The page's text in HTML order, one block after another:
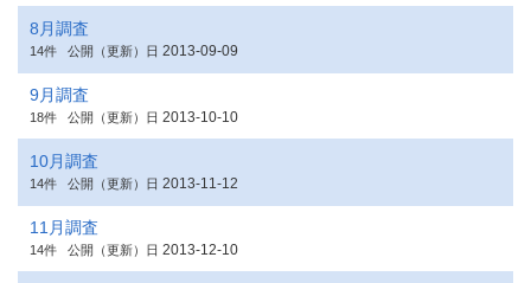
8月調査
14件 公開（更新）日 2013-09-09
9月調査
18件 公開（更新）日 2013-10-10
10月調査
14件 公開（更新）日 2013-11-12
11月調査
14件 公開（更新）日 2013-12-10